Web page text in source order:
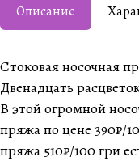
Описание
Стоковая носочная
Двенадцать
В этой огромной
пряжа по цене 390₽/
пряжа 510₽/100 гри